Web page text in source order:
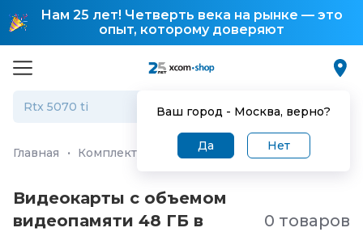
Нам 25 лет! Четверть века на рынке — это
опыт, которому доверяют
Ваш город - Москва, верно?
Да Нет
Главная · Комплектующие для ПК и ноутбуков
Видеокарты с объемом
видеопамяти 48 ГБ в
0 товаров